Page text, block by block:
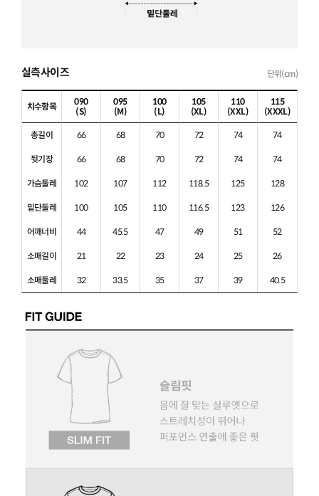
실측사이즈 단위(cm)
치수항목
090
(S)
095
(M)
100
(L)
105
(XL)
110
(XXL)
115
(XXXL)
총길이 66 68 70 72 74 74
뒷기장 66 68 70 72 74 74
가슴둘레 102 107 112 118.5 125 128
밑단둘레 100 105 110 116.5 123 126
어깨너비 44 45.5 47 49 51 52
소매길이 21 22 23 24 25 26
소매둘레 32 33.5 35 37 39 40.5